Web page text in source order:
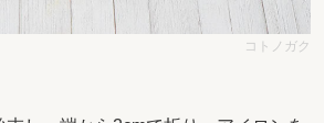
コトノガク